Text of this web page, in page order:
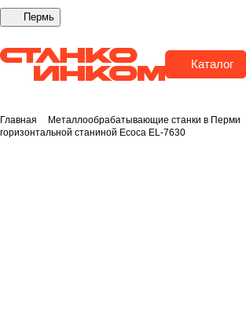
Пермь
Каталог
Главная Металлообрабатывающие станки в Перми
горизонтальной станиной Ecoca EL-7630